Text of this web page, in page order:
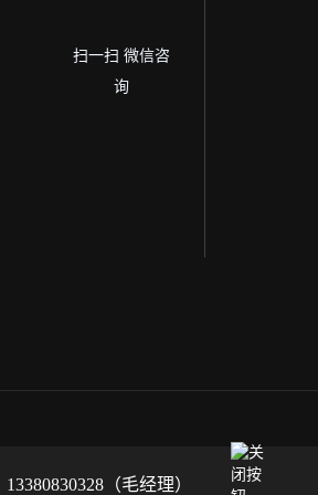
扫一扫 微信咨
询
13380830328（毛经理）